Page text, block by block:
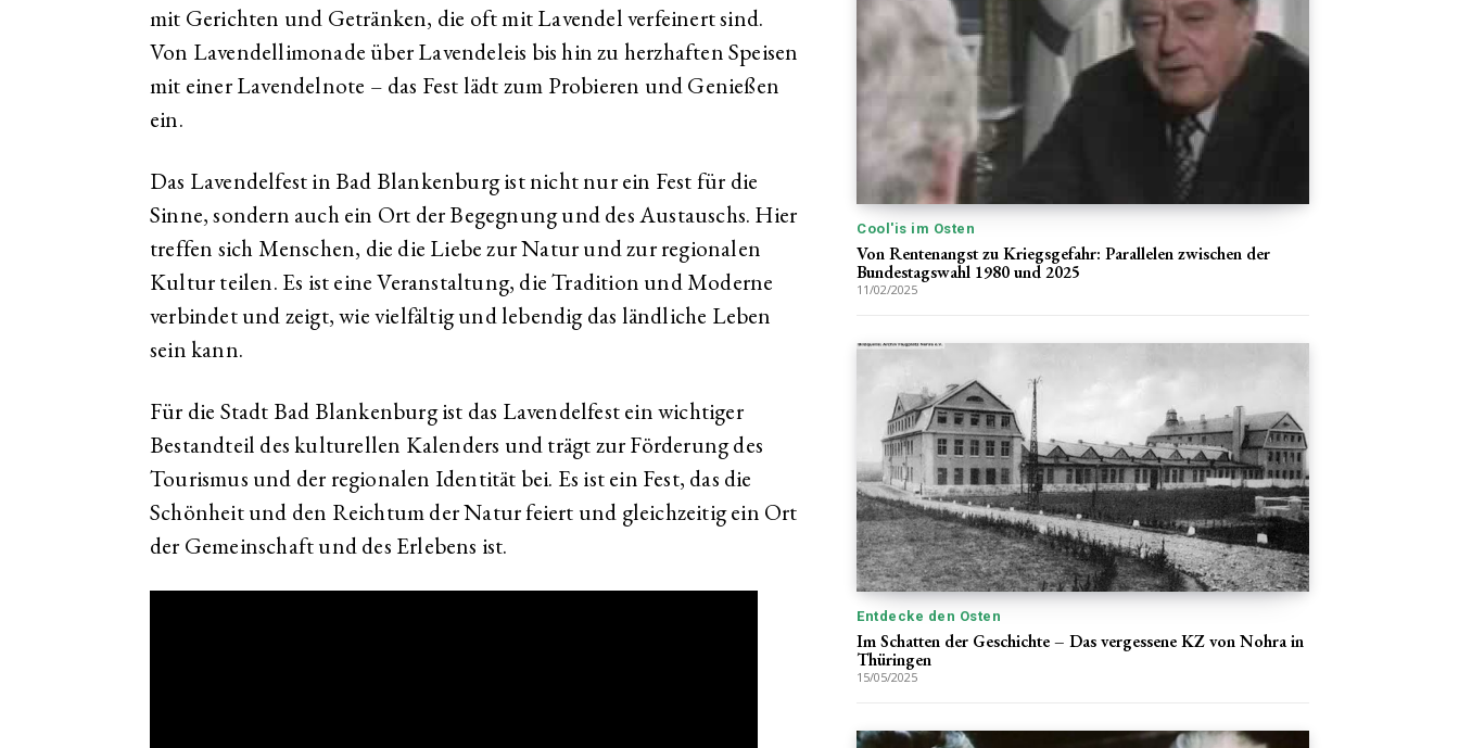
mit Gerichten und Getränken, die oft mit Lavendel verfeinert sind.
Von Lavendellimonade über Lavendeleis bis hin zu herzhaften Speisen
mit einer Lavendelnote – das Fest lädt zum Probieren und Genießen
ein.
Das Lavendelfest in Bad Blankenburg ist nicht nur ein Fest für die
Sinne, sondern auch ein Ort der Begegnung und des Austauschs. Hier
treffen sich Menschen, die die Liebe zur Natur und zur regionalen
Kultur teilen. Es ist eine Veranstaltung, die Tradition und Moderne
verbindet und zeigt, wie vielfältig und lebendig das ländliche Leben
sein kann.
Für die Stadt Bad Blankenburg ist das Lavendelfest ein wichtiger
Bestandteil des kulturellen Kalenders und trägt zur Förderung des
Tourismus und der regionalen Identität bei. Es ist ein Fest, das die
Schönheit und den Reichtum der Natur feiert und gleichzeitig ein Ort
der Gemeinschaft und des Erlebens ist.
Cool'is im Osten
Von Rentenangst zu Kriegsgefahr: Parallelen zwischen der
Bundestagswahl 1980 und 2025
11/02/2025
Entdecke den Osten
Im Schatten der Geschichte – Das vergessene KZ von Nohra in
Thüringen
15/05/2025